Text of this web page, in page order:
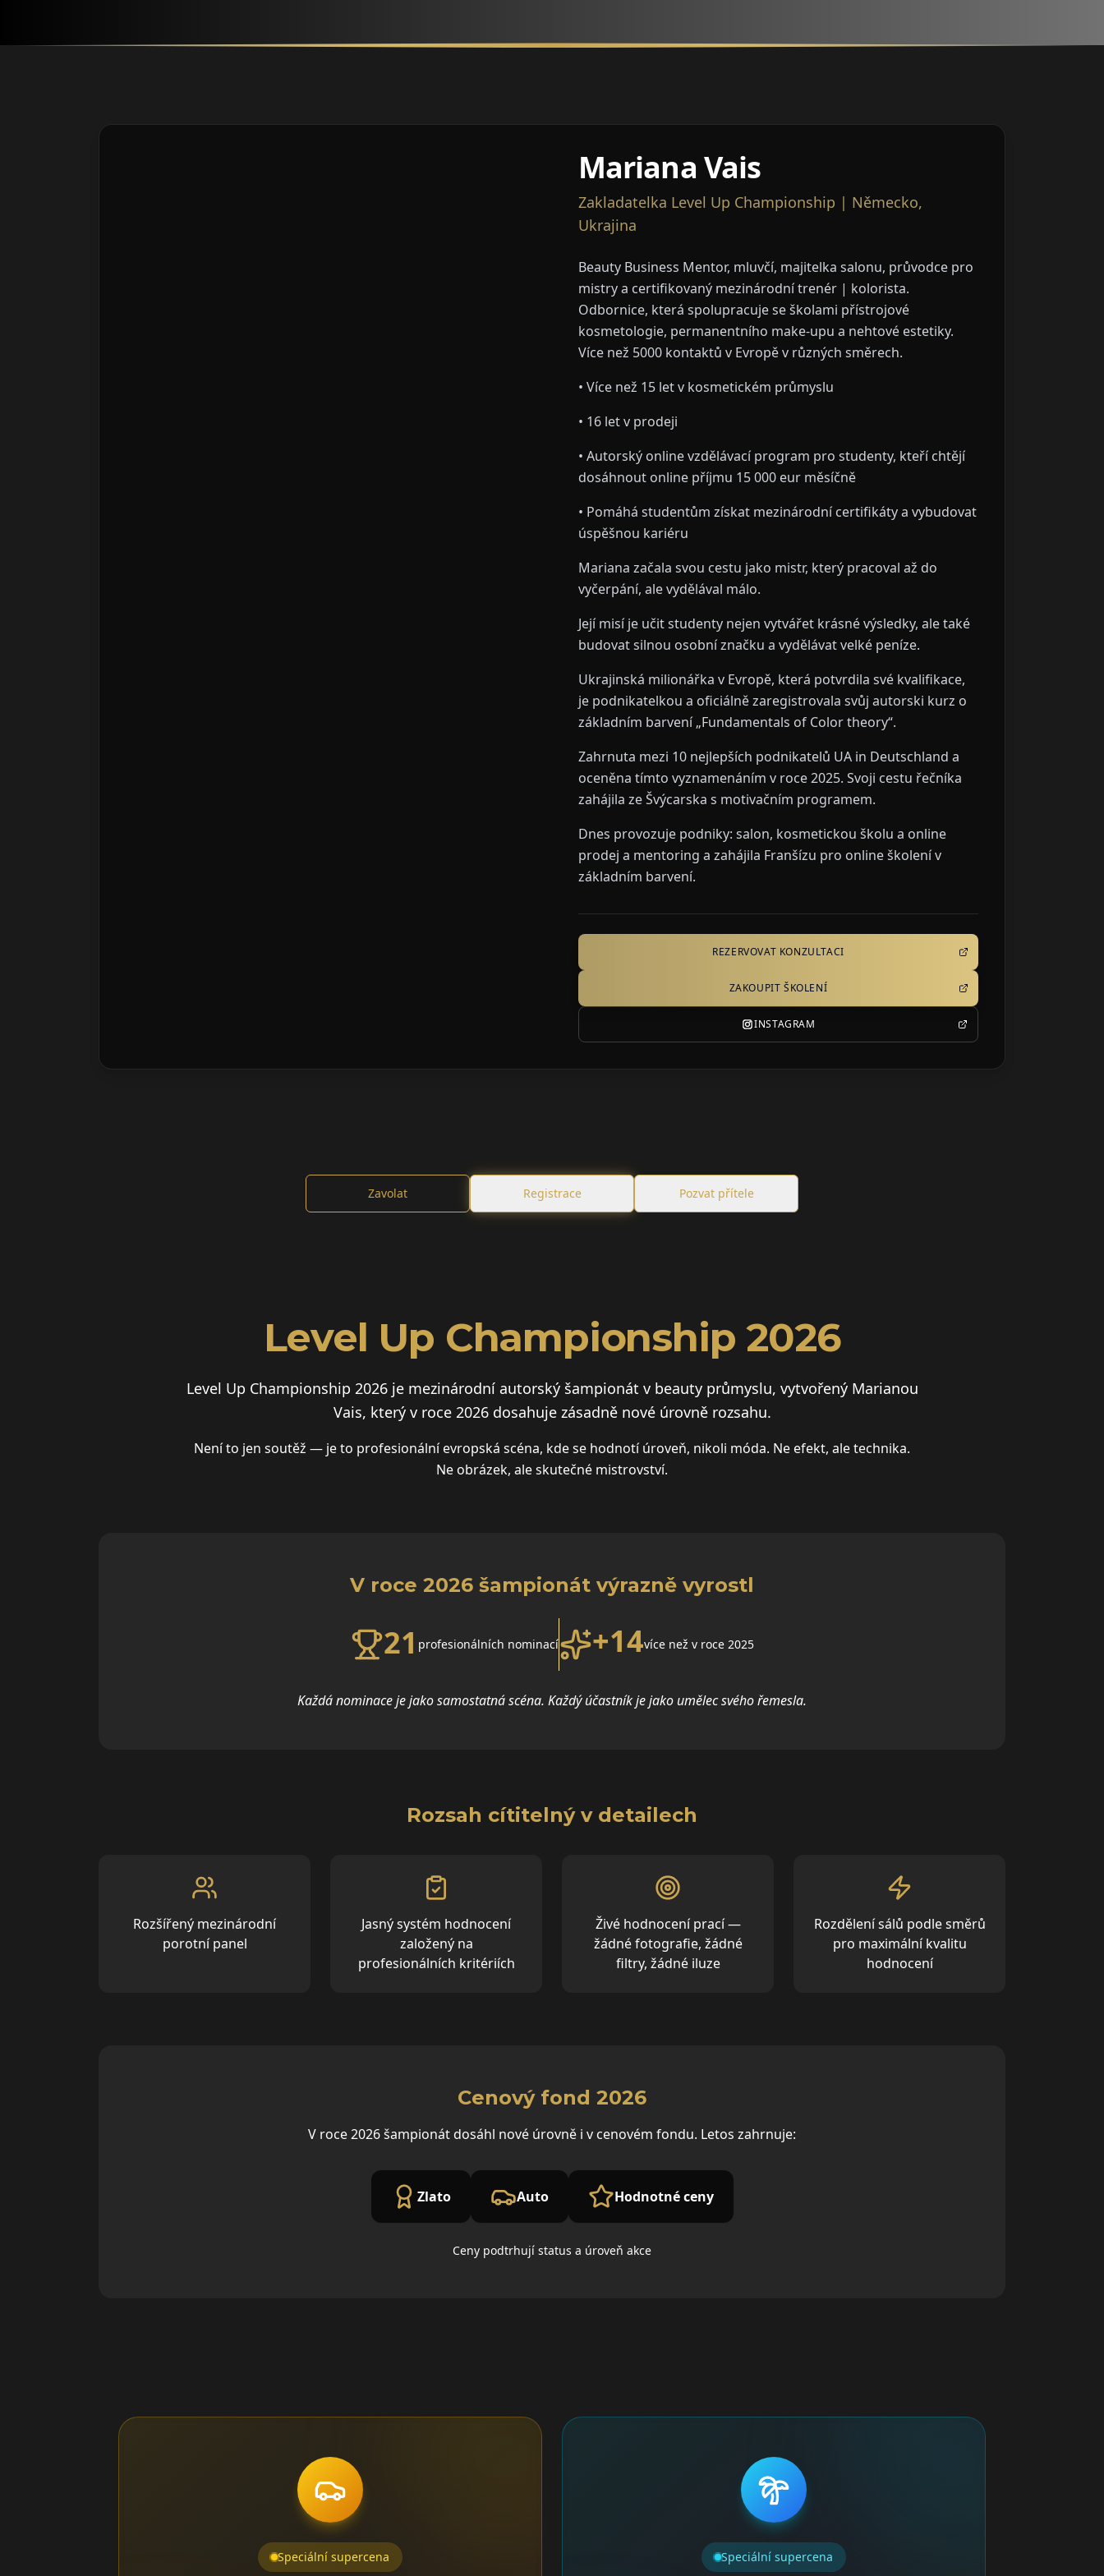
Mariana Vais
Zakladatelka Level Up Championship | Německo,
Ukrajina
Beauty Business Mentor, mluvčí, majitelka salonu, průvodce pro
mistry a certifikovaný mezinárodní trenér | kolorista.
Odbornice, která spolupracuje se školami přístrojové
kosmetologie, permanentního make-upu a nehtové estetiky.
Více než 5000 kontaktů v Evropě v různých směrech.
• Více než 15 let v kosmetickém průmyslu
• 16 let v prodeji
• Autorský online vzdělávací program pro studenty, kteří chtějí
dosáhnout online příjmu 15 000 eur měsíčně
• Pomáhá studentům získat mezinárodní certifikáty a vybudovat
úspěšnou kariéru
Mariana začala svou cestu jako mistr, který pracoval až do
vyčerpání, ale vydělával málo.
Její misí je učit studenty nejen vytvářet krásné výsledky, ale také
budovat silnou osobní značku a vydělávat velké peníze.
Ukrajinská milionářka v Evropě, která potvrdila své kvalifikace,
je podnikatelkou a oficiálně zaregistrovala svůj autorski kurz o
základním barvení „Fundamentals of Color theory“.
Zahrnuta mezi 10 nejlepších podnikatelů UA in Deutschland a
oceněna tímto vyznamenáním v roce 2025. Svoji cestu řečníka
zahájila ze Švýcarska s motivačním programem.
Dnes provozuje podniky: salon, kosmetickou školu a online
prodej a mentoring a zahájila Franšízu pro online školení v
základním barvení.
REZERVOVAT KONZULTACI
ZAKOUPIT ŠKOLENÍ
INSTAGRAM
Zavolat Registrace Pozvat přítele
Level Up Championship 2026
Level Up Championship 2026 je mezinárodní autorský šampionát v beauty průmyslu, vytvořený Marianou
Vais, který v roce 2026 dosahuje zásadně nové úrovně rozsahu.
Není to jen soutěž — je to profesionální evropská scéna, kde se hodnotí úroveň, nikoli móda. Ne efekt, ale technika.
Ne obrázek, ale skutečné mistrovství.
V roce 2026 šampionát výrazně vyrostl
21 profesionálních nominací +14více než v roce 2025
Každá nominace je jako samostatná scéna. Každý účastník je jako umělec svého řemesla.
Rozsah cítitelný v detailech
Rozšířený mezinárodní
porotní panel
Jasný systém hodnocení
založený na
profesionálních kritériích
Živé hodnocení prací —
žádné fotografie, žádné
filtry, žádné iluze
Rozdělení sálů podle směrů
pro maximální kvalitu
hodnocení
Cenový fond 2026
V roce 2026 šampionát dosáhl nové úrovně i v cenovém fondu. Letos zahrnuje:
Zlato Auto Hodnotné ceny
Ceny podtrhují status a úroveň akce
Speciální supercena Speciální supercena